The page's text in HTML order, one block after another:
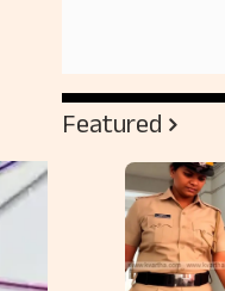
Featured